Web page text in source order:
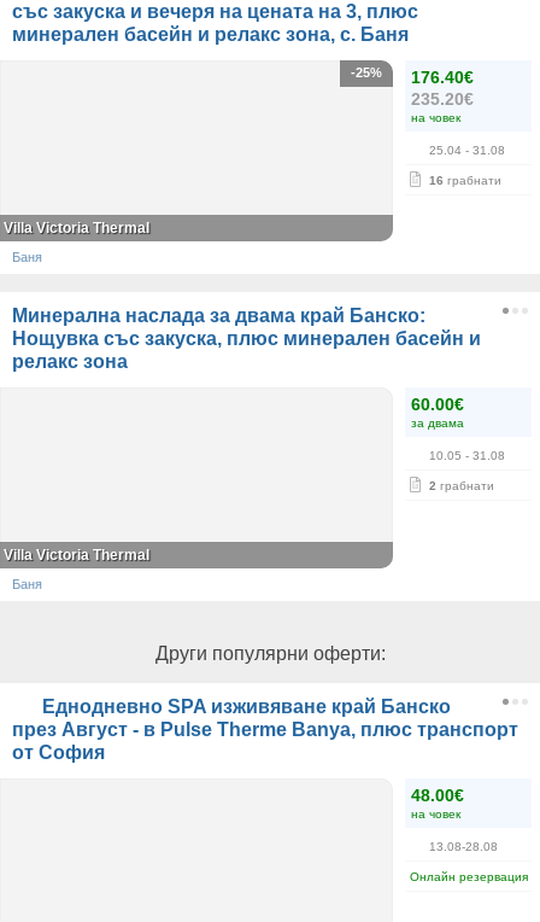
със закуска и вечеря на цената на 3, плюс
минерален басейн и релакс зона, с. Баня
176.40€
235.20€
на човек
25.04 - 31.08
16 грабнати
-25%
Villa Victoria Thermal
Баня
Минерална наслада за двама край Банско:
Нощувка със закуска, плюс минерален басейн и
релакс зона
60.00€
за двама
10.05 - 31.08
2 грабнати
Villa Victoria Thermal
Баня
Други популярни оферти:
Еднодневно SPA изживяване край Банско
през Август - в Pulse Therme Banya, плюс транспорт
от София
48.00€
на човек
13.08-28.08
Онлайн резервация